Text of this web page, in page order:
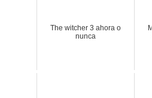
The witcher 3 ahora o
nunca